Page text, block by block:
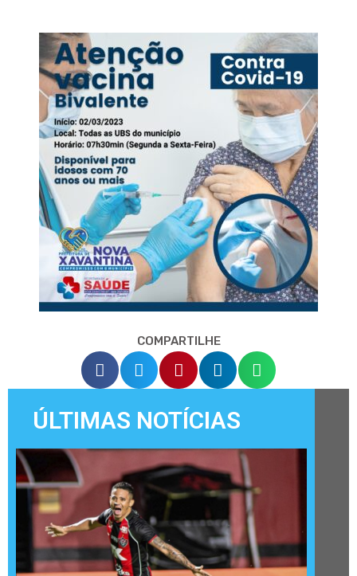
COMPARTILHE
ÚLTIMAS NOTÍCIAS